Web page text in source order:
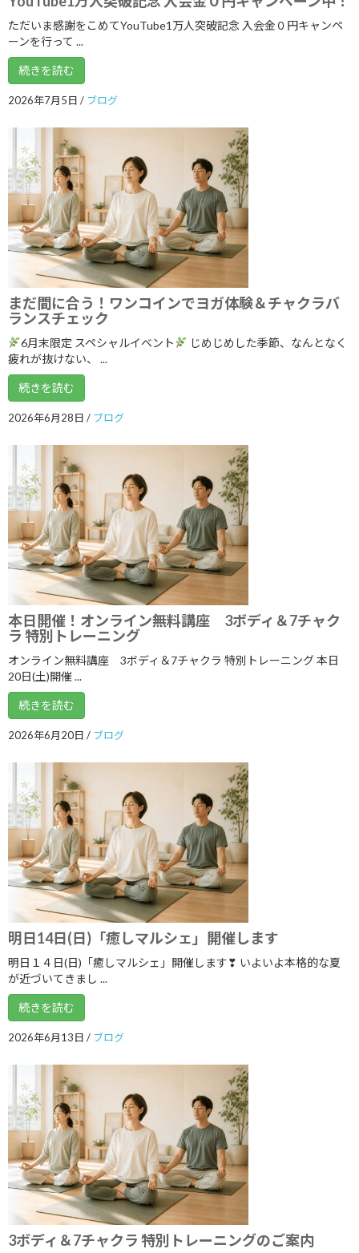
2025年7月
2025年6月
2025年5月
2025年4月
2025年2月
2025年1月
2024年12月
2024年11月
2024年10月
2024年9月
2024年8月
2024年7月
2024年6月
2024年5月
2024年3月
2024年2月
2024年1月
2023年12月
2023年11月
2023年10月
2023年9月
2023年8月
2023年7月
2023年6月
2023年5月
2023年4月
2023年3月
2023年2月
2023年1月
2022年12月
2022年11月
2022年10月
2022年9月
2022年8月
2022年6月
2022年5月
2022年4月
2022年3月
2022年2月
2022年1月
ただいま感謝をこめてYouTube1万人突破記念 入会金０円キャンペ
ーンを行って ...
続きを読む
2026年7月5日 / ブログ
まだ間に合う！ワンコインでヨガ体験＆チャクラバ
ランスチェック
6月末限定 スペシャルイベント
じめじめした季節、なんとなく
疲れが抜けない、 ...
続きを読む
2026年6月28日 / ブログ
本日開催！オンライン無料講座 3ボディ＆7チャク
ラ 特別トレーニング
オンライン無料講座 3ボディ＆7チャクラ 特別トレーニング 本日
20日(土)開催 ...
続きを読む
2026年6月20日 / ブログ
明日14日(日)「癒しマルシェ」開催します
明日１４日(日)「癒しマルシェ」開催します❣ いよいよ本格的な夏
が近づいてきまし ...
続きを読む
2026年6月13日 / ブログ
3ボディ＆7チャクラ 特別トレーニングのご案内